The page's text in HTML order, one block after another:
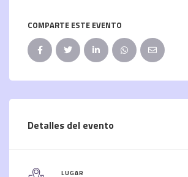
COMPARTE ESTE EVENTO
Detalles del evento
LUGAR